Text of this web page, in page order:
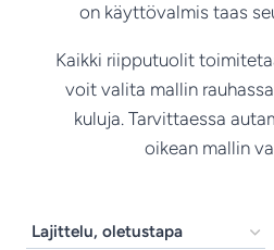
on käyttövalmis taas
Kaikki riipputuolit
voit valita mallin
kuluja. Tarvittaessa
oikean mallin